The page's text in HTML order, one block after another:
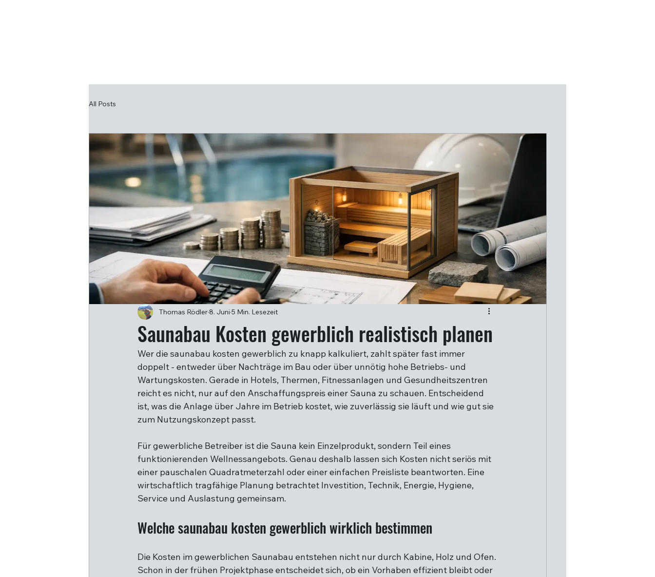
All Posts
Saunabau Kosten gewerblich realistisch planen
Thomas Rödler 8. Juni 5 Min. Lesezeit
Wer die saunabau kosten gewerblich zu knapp kalkuliert, zahlt später fast immer
doppelt - entweder über Nachträge im Bau oder über unnötig hohe Betriebs- und
Wartungskosten. Gerade in Hotels, Thermen, Fitnessanlagen und Gesundheitszentren
reicht es nicht, nur auf den Anschaffungspreis einer Sauna zu schauen. Entscheidend
ist, was die Anlage über Jahre im Betrieb kostet, wie zuverlässig sie läuft und wie gut sie
zum Nutzungskonzept passt.
Für gewerbliche Betreiber ist die Sauna kein Einzelprodukt, sondern Teil eines
funktionierenden Wellnessangebots. Genau deshalb lassen sich Kosten nicht seriös mit
einer pauschalen Quadratmeterzahl oder einer einfachen Preisliste beantworten. Eine
wirtschaftlich tragfähige Planung betrachtet Investition, Technik, Energie, Hygiene,
Service und Auslastung gemeinsam.
Welche saunabau kosten gewerblich wirklich bestimmen
Die Kosten im gewerblichen Saunabau entstehen nicht nur durch Kabine, Holz und Ofen.
Schon in der frühen Projektphase entscheidet sich, ob ein Vorhaben effizient bleibt oder